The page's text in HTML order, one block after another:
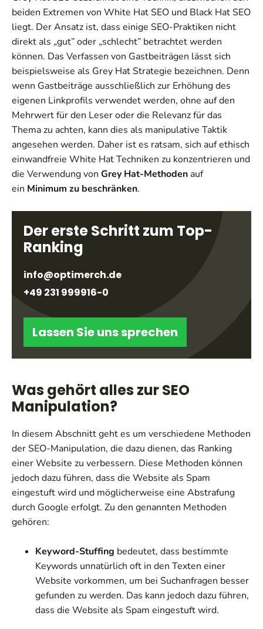
beiden Extremen von White Hat SEO und Black Hat SEO
liegt. Der Ansatz ist, dass einige SEO-Praktiken nicht
direkt als „gut” oder „schlecht” betrachtet werden
können. Das Verfassen von Gastbeiträgen lässt sich
beispielsweise als Grey Hat Strategie bezeichnen. Denn
wenn Gastbeiträge ausschließlich zur Erhöhung des
eigenen Linkprofils verwendet werden, ohne auf den
Mehrwert für den Leser oder die Relevanz für das
Thema zu achten, kann dies als manipulative Taktik
angesehen werden. Daher ist es ratsam, sich auf ethisch
einwandfreie White Hat Techniken zu konzentrieren und
die Verwendung von Grey Hat-Methoden auf
ein Minimum zu beschränken.
Der erste Schritt zum Top-
Ranking
info@optimerch.de
+49 231 999916-0
Lassen Sie uns sprechen
Was gehört alles zur SEO
Manipulation?
In diesem Abschnitt geht es um verschiedene Methoden
der SEO-Manipulation, die dazu dienen, das Ranking
einer Website zu verbessern. Diese Methoden können
jedoch dazu führen, dass die Website als Spam
eingestuft wird und möglicherweise eine Abstrafung
durch Google erfolgt. Zu den genannten Methoden
gehören:
Keyword-Stuffing bedeutet, dass bestimmte
Keywords unnatürlich oft in den Texten einer
Website vorkommen, um bei Suchanfragen besser
gefunden zu werden. Das kann jedoch dazu führen,
dass die Website als Spam eingestuft wird.